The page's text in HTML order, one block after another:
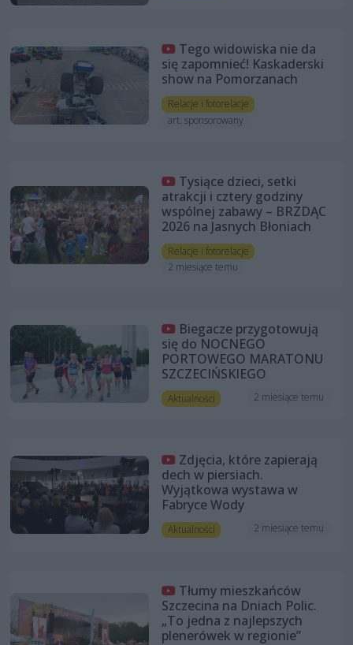
Tego widowiska nie da
się zapomnieć! Kaskaderski
show na Pomorzanach
Relacje i fotorelacje
art. sponsorowany
Tysiące dzieci, setki
atrakcji i cztery godziny
wspólnej zabawy – BRZDĄC
2026 na Jasnych Błoniach
Relacje i fotorelacje
2 miesiące temu
Biegacze przygotowują
się do NOCNEGO
PORTOWEGO MARATONU
SZCZECIŃSKIEGO
Aktualności 2 miesiące temu
Zdjęcia, które zapierają
dech w piersiach.
Wyjątkowa wystawa w
Fabryce Wody
Aktualności 2 miesiące temu
Tłumy mieszkańców
Szczecina na Dniach Polic.
„To jedna z najlepszych
plenerówek w regionie”